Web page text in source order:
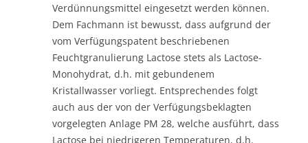
Verdünnungsmittel eingesetzt werden können.
Dem Fachmann ist bewusst, dass aufgrund der
vom Verfügungspatent beschriebenen
Feuchtgranulierung Lactose stets als Lactose-
Monohydrat, d.h. mit gebundenem
Kristallwasser vorliegt. Entsprechendes folgt
auch aus der von der Verfügungsbeklagten
vorgelegten Anlage PM 28, welche ausführt, dass
Lactose bei niedrigeren Temperaturen, d.h.